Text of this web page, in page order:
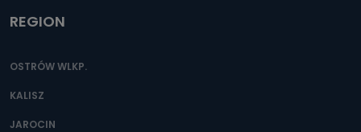
REGION
OSTRÓW WLKP.
KALISZ
JAROCIN